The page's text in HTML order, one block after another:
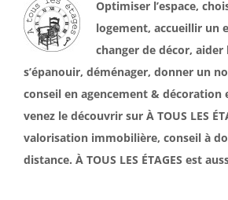
Optimiser l’espace,
logement, accueillir un
changer de décor, aider
s’épanouir, déménager, donner un
conseil en agencement & décoration
venez le découvrir sur À TOUS LES
valorisation immobilière, conseil à
distance. À TOUS LES ÉTAGES est